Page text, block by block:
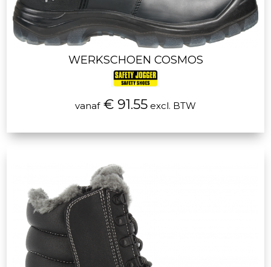
WERKSCHOEN COSMOS
vanaf€ 91.55 excl. BTW